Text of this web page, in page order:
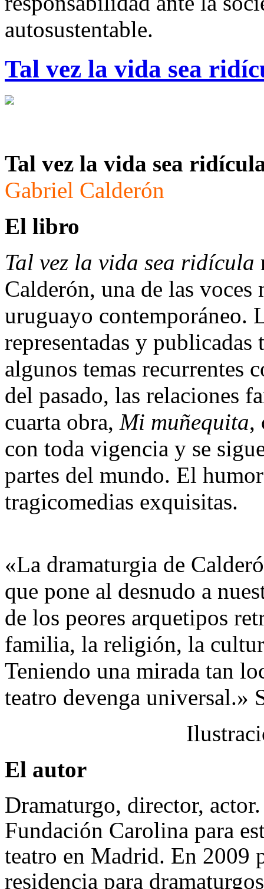
autosustentable.
Tal vez la vida sea
Tal vez la vida sea
Gabriel Calderón
El libro
Tal vez la vida sea ridícula
Calderón, una de las
uruguayo contemporáneo.
representadas y
algunos temas recurrentes
del pasado, las relaciones
cuarta obra, Mi muñequita,
con toda vigencia y se
partes del mundo. El
tragicomedias exquisitas.
«La dramaturgia de
que pone al desnudo a
de los peores arquetipos
familia, la religión, la
Teniendo una mirada tan
teatro devenga universal.»
El autor
Dramaturgo, director,
Fundación Carolina para
teatro en Madrid. En 2009
residencia para